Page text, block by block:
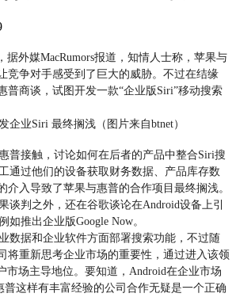
据外媒MacRumors报道，知情人士称，苹果与
竞争对手感受到了巨大的威胁。不过在结缘
普商谈，试图开发一款“企业版Siri”移动搜索
业Siri 最终搁浅（图片来自btnet）
接触，讨论如何在后者的产品中整合Siri搜
通过他们的设备获取财务数据、产品库存数
介入导致了苹果与惠普的合作项目最终搁浅。
谈判之外，还在谷歌谈论在Android设备上引
如推出企业版Google Now。
据和企业软件方面部署搜索功能，不过随
将重新思考企业市场的重要性，通过进入该领
市场主导地位。要知道，Android在企业市场
普这样有丰富经验的公司合作无疑是一个正确